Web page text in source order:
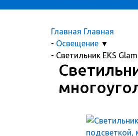
Главная Главная
- Освещение ▼
- Светильник EKS